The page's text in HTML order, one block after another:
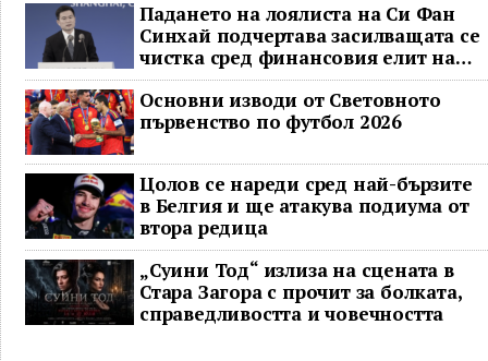
Падането на лоялиста на Си Фан
Синхай подчертава засилващата се
чистка сред финансовия елит на
Китай
Основни изводи от Световното
първенство по футбол 2026
Цолов се нареди сред най-бързите
в Белгия и ще атакува подиума от
втора редица
„Суини Тод“ излиза на сцената в
Стара Загора с прочит за болката,
справедливостта и човечността